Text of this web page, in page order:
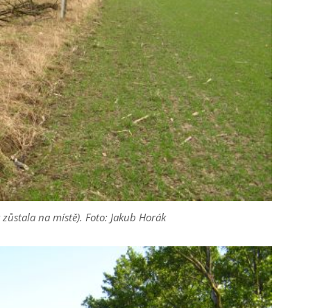
na místě). Foto: Jakub Horák